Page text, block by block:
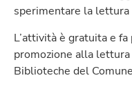
sperimentare la
L’attività è gratuita e
promozione alla
Biblioteche del